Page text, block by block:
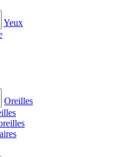
Yeux
Oreilles